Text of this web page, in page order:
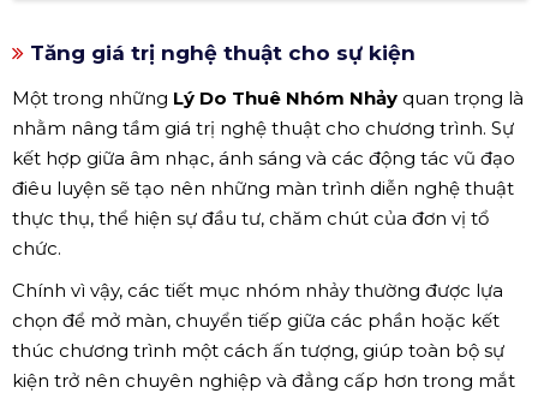
Tăng giá trị nghệ thuật cho sự kiện
Một trong những Lý Do Thuê Nhóm Nhảy quan trọng là
nhằm nâng tầm giá trị nghệ thuật cho chương trình. Sự
kết hợp giữa âm nhạc, ánh sáng và các động tác vũ đạo
điêu luyện sẽ tạo nên những màn trình diễn nghệ thuật
thực thụ, thể hiện sự đầu tư, chăm chút của đơn vị tổ
chức.
Chính vì vậy, các tiết mục nhóm nhảy thường được lựa
chọn để mở màn, chuyển tiếp giữa các phần hoặc kết
thúc chương trình một cách ấn tượng, giúp toàn bộ sự
kiện trở nên chuyên nghiệp và đẳng cấp hơn trong mắt